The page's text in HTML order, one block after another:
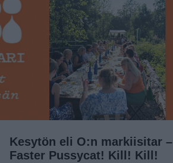
Kesytön eli O:n markiisitar –
Faster Pussycat! Kill! Kill!